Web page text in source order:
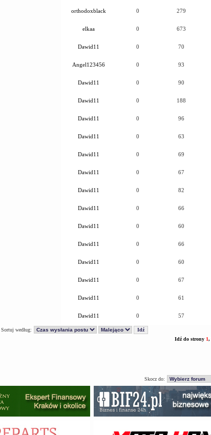
orthodoxblack 0 279
elkaa 0 673
Dawid11 0 70
Angel123456 0 93
Dawid11 0 90
Dawid11 0 188
Dawid11 0 96
Dawid11 0 63
Dawid11 0 69
Dawid11 0 67
Dawid11 0 82
Dawid11 0 66
Dawid11 0 60
Dawid11 0 66
Dawid11 0 60
Dawid11 0 67
Dawid11 0 61
Dawid11 0 57
Sortuj według:
Idź do strony 1,
Skocz do: